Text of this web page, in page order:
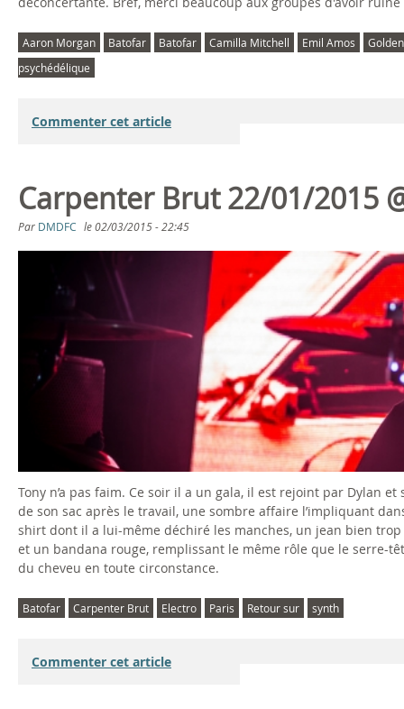
Aaron Morgan Batofar Batofar Camilla Mitchell Emil Amos
psychédélique
Commenter cet article
Carpenter Brut 22/01/2015
Par DMDFC le02/03/2015 - 22:45
Tony n’a pas faim. Ce soir il a un gala, il est rejoint par Dylan
de son sac après le travail, une sombre affaire l’impliquant
shirt dont il a lui-même déchiré les manches, un jean bien
et un bandana rouge, remplissant le même rôle que le serre-
du cheveu en toute circonstance.
Batofar Carpenter Brut Electro Paris Retour sur synth
Commenter cet article